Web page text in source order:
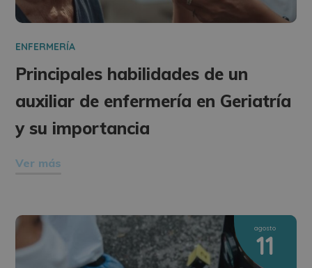
ENFERMERÍA
Principales habilidades de un
auxiliar de enfermería en Geriatría
y su importancia
Ver más
agosto
11